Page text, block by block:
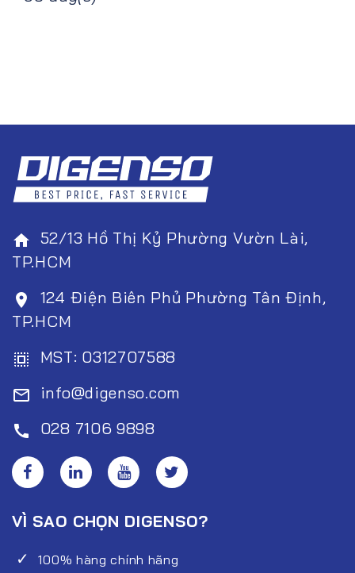
home 52/13 Hồ Thị Kỷ Phường Vườn Lài,
TP.HCM
room
124 Điện Biên Phủ Phường Tân Định,
TP.HCM
select_all MST: 0312707588
mail_outline info@digenso.com
call 028 7106 9898
VÌ SAO CHỌN DIGENSO?
100% hàng chính hãng